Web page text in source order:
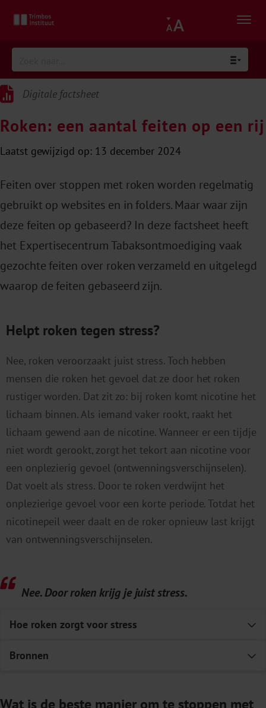
Digitale factsheet
Digitale factsheet
Roken: een aantal feiten op een rij
Laatst gewijzigd op: 13 december 2024
Feiten over stoppen met roken worden regelmatig
gebruikt op websites en in folders. Maar waar zijn
deze feiten op gebaseerd? In deze factsheet heeft
het Expertisecentrum Tabaksontmoediging vaak
gezochte feiten over roken verzameld en uitgelegd
waarop de feiten gebaseerd zijn.
Helpt roken tegen stress?
Nee, roken veroorzaakt juist stress. Toch hebben
mensen die roken het gevoel dat ze door het roken
rustiger worden. Dat zit zo: bij roken komt nicotine het
lichaam binnen. Als iemand vaker rookt, raakt het
lichaam gewend aan de nicotine. Wanneer er een tijdje
niet wordt gerookt, zorgt het tekort aan nicotine voor
een onplezierig gevoel (ontwenningsverschijnselen).
Dat voelt als stress. Door te roken verdwijnt het
onplezierige gevoel voor een korte periode. Totdat het
nicotinepeil weer daalt en de roker opnieuw last krijgt
van ontwenningsverschijnselen.
Nee. Door roken krijg je juist stress.
Hoe roken zorgt voor stress
Er zijn twee manieren waar
een stressgevoel
Bronnen
Wat is de beste manier om te stoppen met